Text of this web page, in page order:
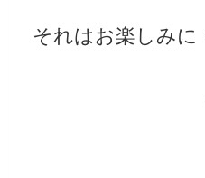
それはお楽しみに